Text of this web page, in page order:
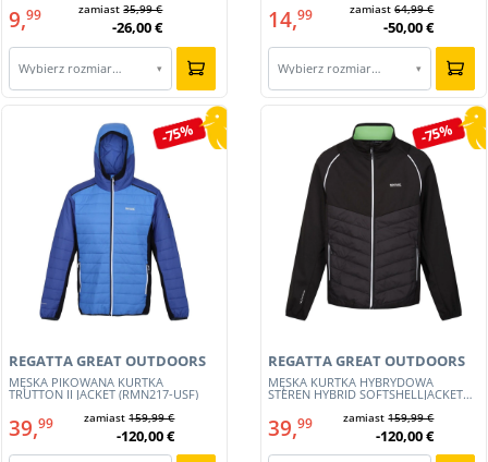
9,99 zamiast35,99 €
-26,00 €
Wybierz rozmiar… ▾
14,99 zamiast64,99 €
-50,00 €
Wybierz rozmiar… ▾
-75%
MĘSKA PIKOWANA KURTKA
TRUTTON II JACKET (RMN217-USF)
REGATTA GREAT OUTDOORS
39,99 zamiast159,99 €
-120,00 €
-75%
MĘSKA KURTKA HYBRYDOWA
STEREN HYBRID SOFTSHELLJACKET
REGATTA GREAT OUTDOORS
39,99 zamiast159,99 €
-120,00 €